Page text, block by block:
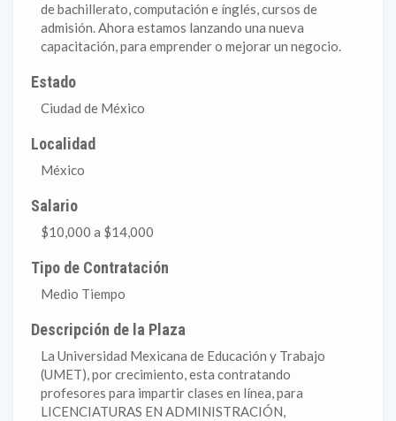
de bachillerato, computación e ínglés, cursos de
admisión. Ahora estamos lanzando una nueva
capacitación, para emprender o mejorar un negocio.
Estado
Ciudad de México
Localidad
México
Salario
$10,000 a $14,000
Tipo de Contratación
Medio Tiempo
Descripción de la Plaza
La Universidad Mexicana de Educación y Trabajo
(UMET), por crecimiento, esta contratando
profesores para impartir clases en línea, para
LICENCIATURAS EN ADMINISTRACIÓN,